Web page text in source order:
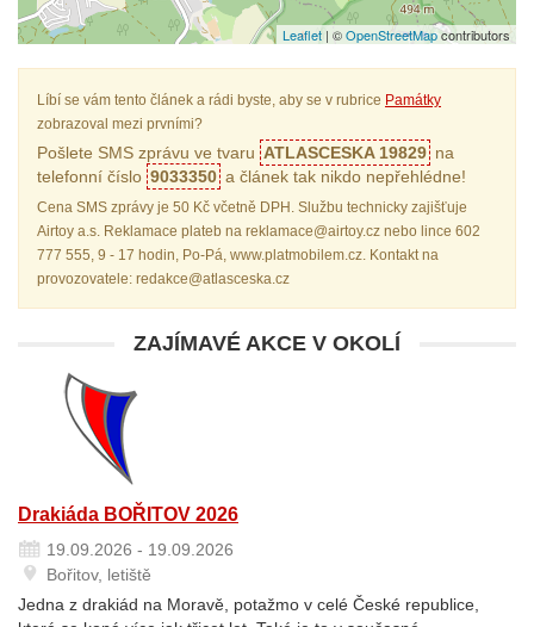
Leaflet | ©OpenStreetMapcontributors
Líbí se vám tento článek a rádi byste, aby se v rubrice Památky
zobrazoval mezi prvními?
Pošlete SMS zprávu ve tvaru ATLASCESKA 19829 na
telefonní číslo 9033350 a článek tak nikdo nepřehlédne!
Cena SMS zprávy je 50 Kč včetně DPH. Službu technicky zajišťuje
Airtoy a.s. Reklamace plateb na reklamace@airtoy.cz nebo lince 602
777 555, 9 - 17 hodin, Po-Pá, www.platmobilem.cz. Kontakt na
provozovatele: redakce@atlasceska.cz
ZAJÍMAVÉ AKCE V OKOLÍ
Drakiáda BOŘITOV 2026
19.09.2026 - 19.09.2026
Bořitov, letiště
Jedna z drakiád na Moravě, potažmo v celé České republice,